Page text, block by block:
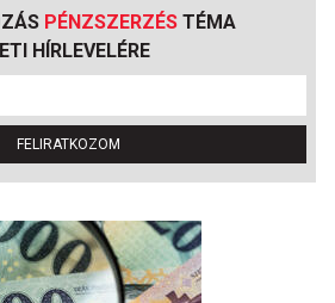
PÉNZSZERZÉSTÉMA
HÍRLEVELÉRE
FELIRATKOZOM